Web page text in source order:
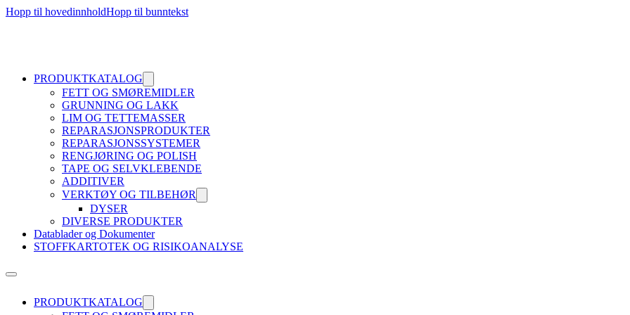
Hopp til hovedinnholdHopp til bunntekst
PRODUKTKATALOG
FETT OG SMØREMIDLER
GRUNNING OG LAKK
LIM OG TETTEMASSER
REPARASJONSPRODUKTER
REPARASJONSSYSTEMER
RENGJØRING OG POLISH
TAPE OG SELVKLEBENDE
ADDITIVER
VERKTØY OG TILBEHØR
DYSER
DIVERSE PRODUKTER
Datablader og Dokumenter
STOFFKARTOTEK OG RISIKOANALYSE
PRODUKTKATALOG